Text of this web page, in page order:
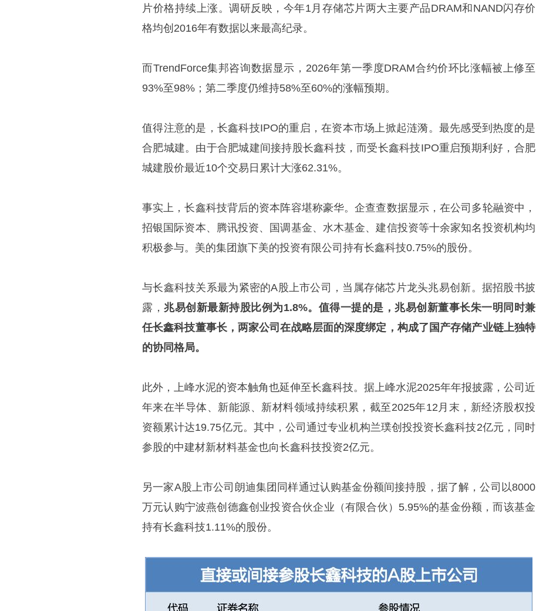
片价格持续上涨。调研反映，今年1月存储芯片两大主要产品DRAM和NAND闪存价
格均创2016年有数据以来最高纪录。
而TrendForce集邦咨询数据显示，2026年第一季度DRAM合约价环比涨幅被上修至
93%至98%；第二季度仍维持58%至60%的涨幅预期。
值得注意的是，长鑫科技IPO的重启，在资本市场上掀起涟漪。最先感受到热度的是
合肥城建。由于合肥城建间接持股长鑫科技，而受长鑫科技IPO重启预期利好，合肥
城建股价最近10个交易日累计大涨62.31%。
事实上，长鑫科技背后的资本阵容堪称豪华。企查查数据显示，在公司多轮融资中，
招银国际资本、腾讯投资、国调基金、水木基金、建信投资等十余家知名投资机构均
积极参与。美的集团旗下美的投资有限公司持有长鑫科技0.75%的股份。
与长鑫科技关系最为紧密的A股上市公司，当属存储芯片龙头兆易创新。据招股书披
露， 兆易创新最新持股比例为1.8%。值得一提的是，兆易创新董事长朱一明同时兼
任长鑫科技董事长，两家公司在战略层面的深度绑定，构成了国产存储产业链上独特
的协同格局。
此外，上峰水泥的资本触角也延伸至长鑫科技。据上峰水泥2025年年报披露，公司近
年来在半导体、新能源、新材料领域持续积累，截至2025年12月末，新经济股权投
资额累计达19.75亿元。其中，公司通过专业机构兰璞创投投资长鑫科技2亿元，同时
参股的中建材新材料基金也向长鑫科技投资2亿元。
另一家A股上市公司朗迪集团同样通过认购基金份额间接持股，据了解，公司以8000
万元认购宁波燕创德鑫创业投资合伙企业（有限合伙）5.95%的基金份额，而该基金
持有长鑫科技1.11%的股份。